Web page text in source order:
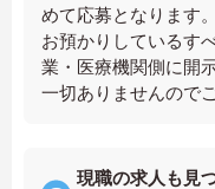
めて応募となります。
お預かりしているす
業・医療機関側に開
一切ありませんので
現職の求人も見